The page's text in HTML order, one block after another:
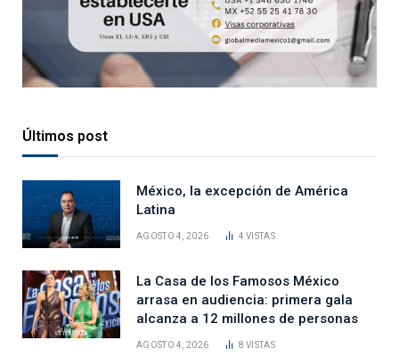
Últimos post
México, la excepción de América
Latina
AGOSTO 4, 2026 4VISTAS
La Casa de los Famosos México
arrasa en audiencia: primera gala
alcanza a 12 millones de personas
AGOSTO 4, 2026 8VISTAS